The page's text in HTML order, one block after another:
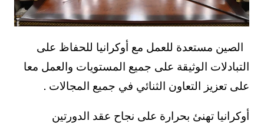
الصين مستعدة للعمل مع أوكرانيا للحفاظ على
التبادلات الوثيقة على جميع المستويات والعمل معا
على تعزيز التعاون الثنائي في جميع المجالات .
أوكرانيا تهنئ بحرارة على نجاح عقد الدورتين